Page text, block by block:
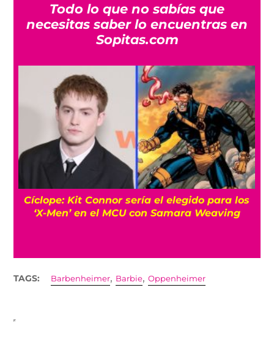
Todo lo que no sabías que
necesitas saber lo encuentras en
Sopitas.com
Cíclope: Kit Connor sería el elegido para los
‘X-Men’ en el MCU con Samara Weaving
TAGS: Barbenheimer, Barbie,Oppenheimer